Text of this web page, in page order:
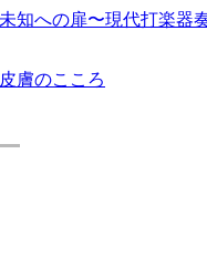
未知への扉〜現代打楽器
皮膚のこころ